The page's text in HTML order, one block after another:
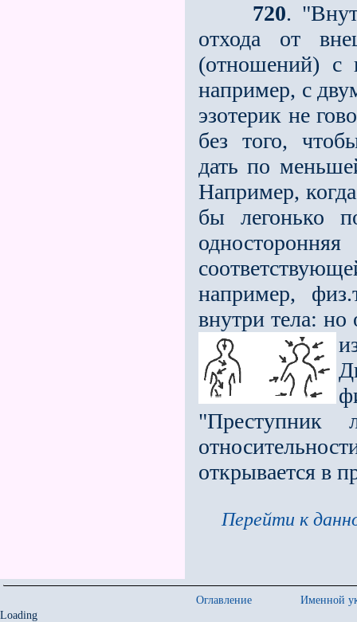
720.
отхода от
(отношений) с
например, с
эзотерик не
без того,
дать по
Например,
бы легонько
например,
внутри тела: но
открывается в
Перейти к
Оглавление
Именной
Loading